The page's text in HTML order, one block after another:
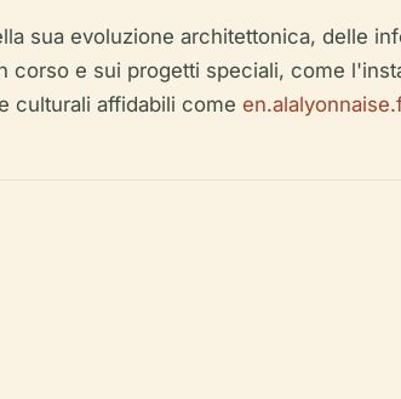
sua evoluzione architettonica, delle
e sui progetti speciali, come
culturali affidabili come